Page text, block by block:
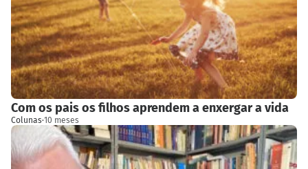
Com os pais os filhos aprendem a enxergar a vida
Colunas·10 meses